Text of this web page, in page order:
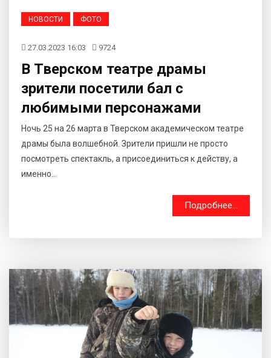
НОВОСТИ ФОТО
27.03.2023 16:03 9724
В Тверском театре драмы
зрители посетили бал с
любимыми персонажами
Ночь 25 на 26 марта в Тверском академическом театре
драмы была волшебной. Зрители пришли не просто
посмотреть спектакль, а присоединиться к действу, а
именно...
Подробнее...